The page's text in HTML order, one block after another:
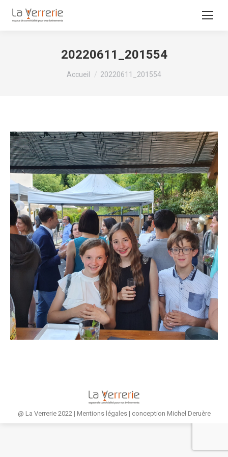
20220611_201554
Vous êtes ici :
Accueil 20220611_201554
@ La Verrerie 2022 | Mentions légales| conception Michel Deruère